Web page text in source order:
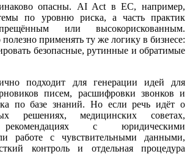
опасны. AI Act в ЕС, например,
по уровню риска, а часть практик
или высокорискованным.
применять ту же логику в бизнесе:
безопасные, рутинные и обратимые
подходит для генерации идей для
писем, расшифровки звонков и
по базе знаний. Но если речь идёт о
решениях, медицинских советах,
рекомендациях с юридическими
работе с чувствительными данными,
контроль и отдельная процедура